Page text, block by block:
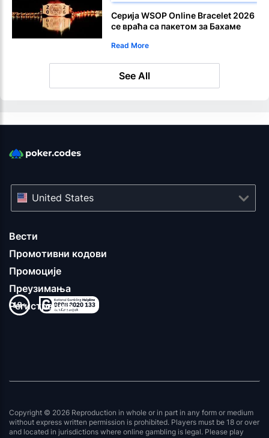
Серија WSOP Online Bracelet 2026
се враћа са пакетом за Бахаме
Read More
See All
Вести
Промотивни кодови
Промоције
Преузимања
Регистрација
United States
Copyright © 2026 Reproduction in whole or in part in any form or medium
without express written permission is prohibited. Players must be 18 or over
and located in jurisdictions where online gambling is legal. Please play